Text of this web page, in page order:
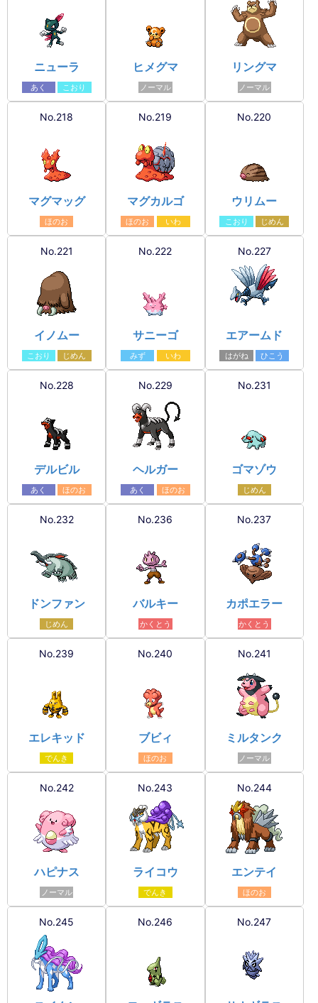
ニューラ
あく こおり
ヒメグマ
ノーマル
リングマ
ノーマル
No.218
マグマッグ
ほのお
No.219
マグカルゴ
ほのお いわ
No.220
ウリムー
こおり じめん
No.221
イノムー
こおり じめん
No.222
サニーゴ
みず いわ
No.227
エアームド
はがね ひこう
No.228
デルビル
あく ほのお
No.229
ヘルガー
あく ほのお
No.231
ゴマゾウ
じめん
No.232
ドンファン
じめん
No.236
バルキー
かくとう
No.237
カポエラー
かくとう
No.239
エレキッド
でんき
No.240
ブビィ
ほのお
No.241
ミルタンク
ノーマル
No.242
ハピナス
ノーマル
No.243
ライコウ
でんき
No.244
エンテイ
ほのお
No.245 No.246 No.247